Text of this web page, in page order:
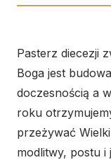
KURIA
Sąd Biskupi
Wydawnictwo
Konta bankowe
Skauci Króla
Bractwo św. Józefa
Pasterz diecezji
Boga jest
doczesnością a
roku
przeżywać
modlitwy, postu i